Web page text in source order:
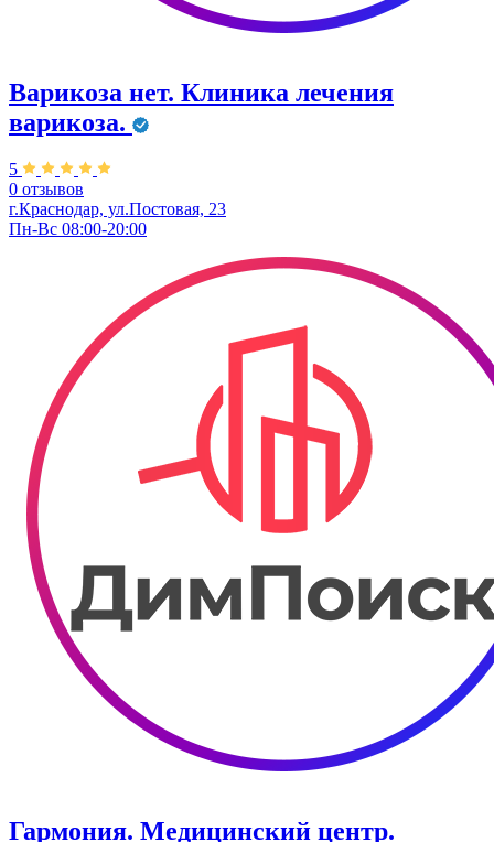
Варикоза нет. Клиника лечения
варикоза.
5
0 отзывов
г.Краснодар, ул.Постовая, 23
Пн-Вс 08:00-20:00
Гармония. Медицинский центр.